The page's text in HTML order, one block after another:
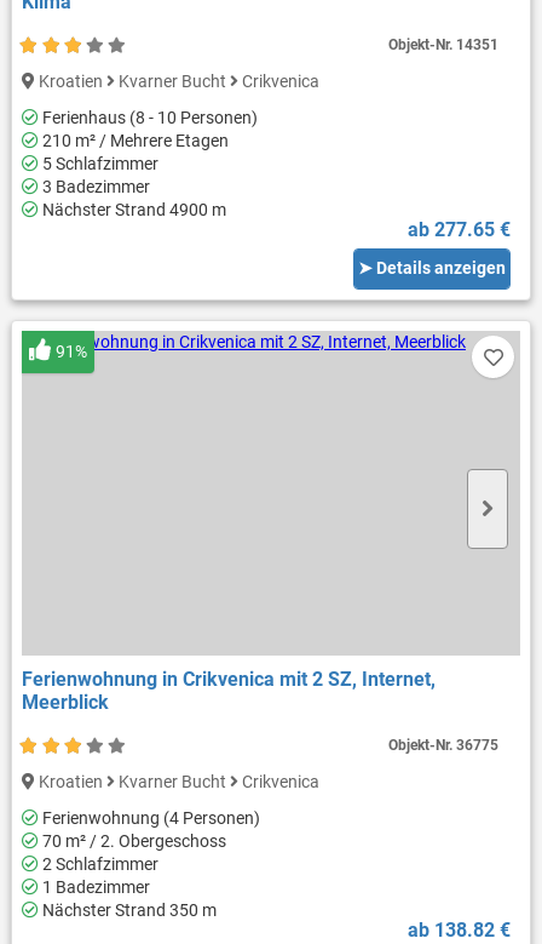
Kroatien Kvarner Bucht
Crikvenica
Ferienhaus (8 - 10 Personen)
210 m² / Mehrere Etagen
5 Schlafzimmer
3 Badezimmer
Nächster Strand 4900 m
ab 277.65 €
➤ Details anzeigen
Objekt-Nr. 14351
Ferienwohnung in Crikvenica mit 2 SZ, Internet,
Meerblick
91%
Kroatien Kvarner Bucht
Crikvenica
Ferienwohnung (4 Personen)
70 m² / 2. Obergeschoss
2 Schlafzimmer
1 Badezimmer
Nächster Strand 350 m
ab 138.82 €
Objekt-Nr.36775